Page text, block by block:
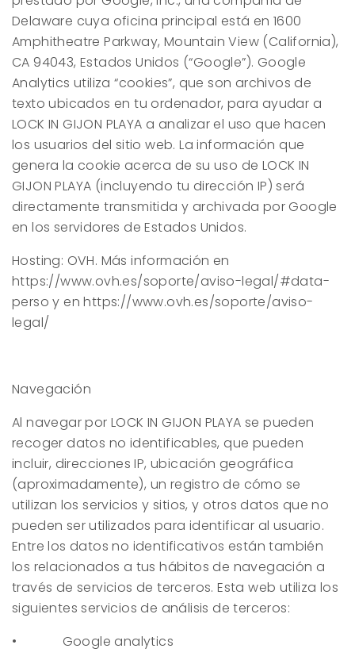
Delaware cuya oficina principal está en 1600
Amphitheatre Parkway, Mountain View (California),
CA 94043, Estados Unidos (“Google”). Google
Analytics utiliza “cookies”, que son archivos de
texto ubicados en tu ordenador, para ayudar a
LOCK IN GIJON PLAYA a analizar el uso que hacen
los usuarios del sitio web. La información que
genera la cookie acerca de su uso de LOCK IN
GIJON PLAYA (incluyendo tu dirección IP) será
directamente transmitida y archivada por Google
en los servidores de Estados Unidos.
Hosting: OVH. Más información en
https://www.ovh.es/soporte/aviso-legal/#data-
perso y en https://www.ovh.es/soporte/aviso-
legal/
Navegación
Al navegar porLOCK IN GIJON PLAYA se pueden
recoger datos no identificables, que pueden
incluir, direcciones IP, ubicación geográfica
(aproximadamente), un registro de cómo se
utilizan los servicios y sitios, y otros datos que no
pueden ser utilizados para identificar al usuario.
Entre los datos no identificativos están también
los relacionados a tus hábitos de navegación a
través de servicios de terceros. Esta web utiliza los
siguientes servicios de análisis de terceros:
• Google analytics